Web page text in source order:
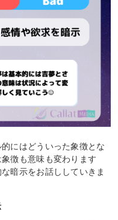
にはどういった象徴とな
徴も意味も変わります
暗示をお話ししていきま